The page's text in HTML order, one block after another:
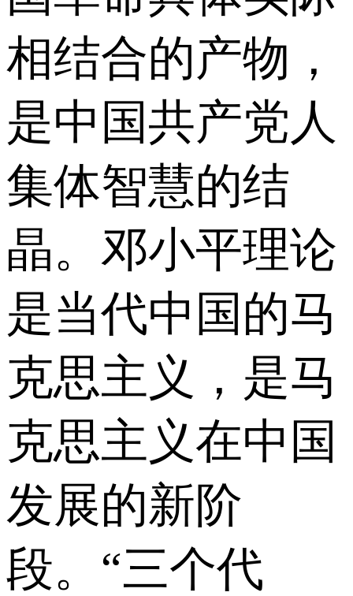
相结合的产物，
是中国共产党人
集体智慧的结
晶。邓小平理论
是当代中国的马
克思主义，是马
克思主义在中国
发展的新阶
段。“三个代